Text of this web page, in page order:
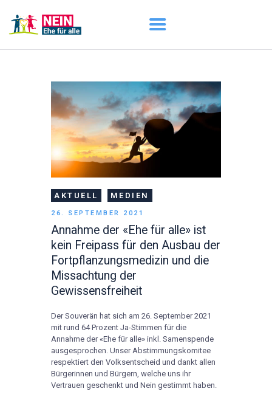
AKTUELL
DARUM GEHT ES
ÜBER UNS
DOWNLOADS
AKTUELL MEDIEN
26. SEPTEMBER 2021
Annahme der «Ehe für alle» ist
kein Freipass für den Ausbau der
Fortpflanzungsmedizin und die
Missachtung der
Gewissensfreiheit
Der Souverän hat sich am 26. September 2021
mit rund 64 Prozent Ja-Stimmen für die
Annahme der «Ehe für alle» inkl. Samenspende
ausgesprochen. Unser Abstimmungskomitee
respektiert den Volksentscheid und dankt allen
Bürgerinnen und Bürgern, welche uns ihr
Vertrauen geschenkt und Nein gestimmt haben.